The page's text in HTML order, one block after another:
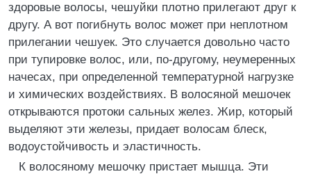
здоровые волосы, чешуйки плотно прилегают друг к
другу. А вот погибнуть волос может при неплотном
прилегании чешуек. Это случается довольно часто
при тупировке волос, или, по-другому, неумеренных
начесах, при определенной температурной нагрузке
и химических воздействиях. В волосяной мешочек
открываются протоки сальных желез. Жир, который
выделяют эти железы, придает волосам блеск,
водоустойчивость и эластичность.
К волосяному мешочку пристает мышца. Эти